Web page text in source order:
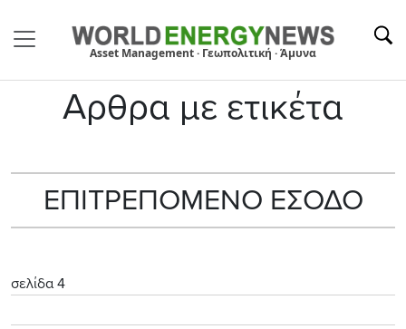
Asset Management · Γεωπολιτική · Άμυνα
Αρθρα με ετικέτα
ΕΠΙΤΡΕΠΟΜΕΝΟ ΕΣΟΔΟ
σελίδα 4